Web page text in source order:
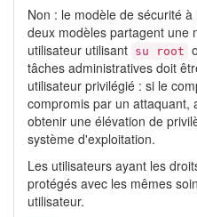
Non : le modèle de sécurité
deux modèles partagent une
utilisateur utilisant su root
tâches administratives doit
utilisateur privilégié : si le
compromis par un attaquant,
obtenir une élévation de
système d'exploitation.
Les utilisateurs ayant les
protégés avec les mêmes
utilisateur.